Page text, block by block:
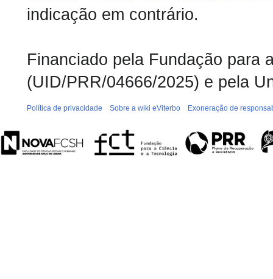
indicação em contrário.
Financiado pela Fundação para
(UID/PRR/04666/2025) e pela
Política de privacidade Sobre a wiki eViterbo Exoneração de